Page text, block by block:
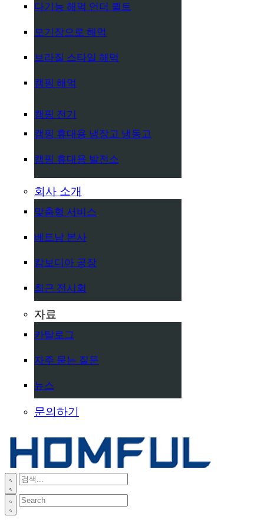
다기능 해먹 언더 퀼트
모기장으로 해먹
브라질 스타일 해먹
캠핑 해먹
캠핑 전기
캠핑 휴대용 냉장고 냉동고
캠핑 휴대용 발전소
회사 소개
맞춤형 서비스
베트남 본사
캄보디아 공장
최근 전시회
자료
카탈로그
자주 묻는 질문
뉴스
문의하기